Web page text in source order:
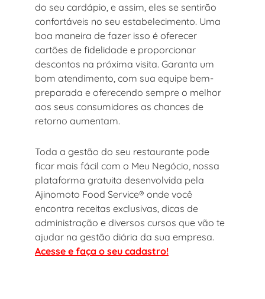
do seu cardápio, e assim, eles se sentirão
confortáveis no seu estabelecimento. Uma
boa maneira de fazer isso é oferecer
cartões de fidelidade e proporcionar
descontos na próxima visita. Garanta um
bom atendimento, com sua equipe bem-
preparada e oferecendo sempre o melhor
aos seus consumidores as chances de
retorno aumentam.
Toda a gestão do seu restaurante pode
ficar mais fácil com o Meu Negócio, nossa
plataforma gratuita desenvolvida pela
Ajinomoto Food Service® onde você
encontra receitas exclusivas, dicas de
administração e diversos cursos que vão te
ajudar na gestão diária da sua empresa.
Acesse e faça o seu cadastro!